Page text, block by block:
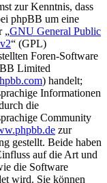
zur Kenntnis, dass
phpBB um eine
„GNU General Public
“ (GPL)
Foren-Software
Limited
) handelt;
Informationen
die
Community
zur
gestellt. Beide haben
auf die Art und
die Software
wird. Sie können